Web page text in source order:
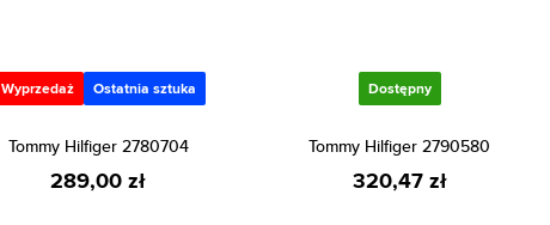
Wyprzedaż Ostatnia sztuka
Tommy Hilfiger 2780704
289,00 zł
Dostępny
Tommy Hilfiger 2790580
320,47 zł